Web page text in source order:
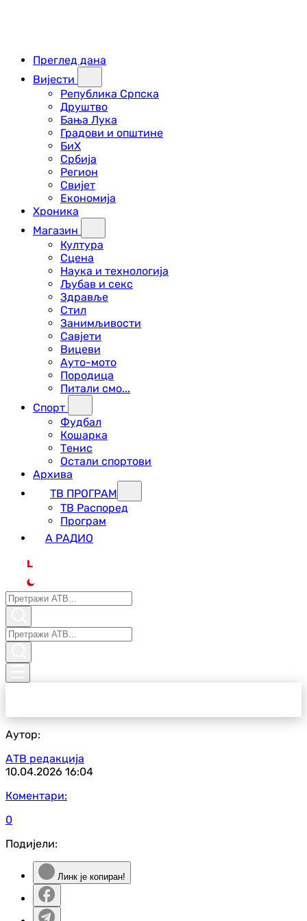
Преглед дана
Вијести
Република Српска
Друштво
Бања Лука
Градови и општине
БиХ
Србија
Регион
Свијет
Економија
Хроника
Магазин
Култура
Сцена
Наука и технологија
Љубав и секс
Здравље
Стил
Занимљивости
Савјети
Вицеви
Ауто-мото
Породица
Питали смо...
Спорт
Фудбал
Кошарка
Тенис
Остали спортови
Архива
ТВ ПРОГРАМ
ТВ Распоред
Програм
А РАДИО
L
Аутор:
АТВ редакција
10.04.2026 16:04
Коментари:
0
Подијели:
Линк је копиран!